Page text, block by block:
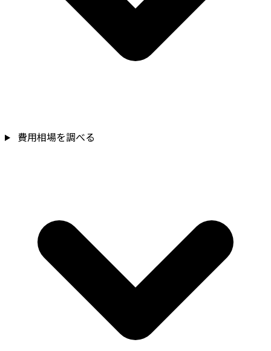
費用相場を調べる